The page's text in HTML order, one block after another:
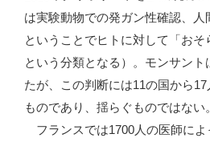
は実験動物での発ガン性確認、人
ということでヒトに対して「おそ
という分類となる）。モンサント
たが、この判断には11の国から
ものであり、揺らぐものではない。
フランスでは1700人の医師に